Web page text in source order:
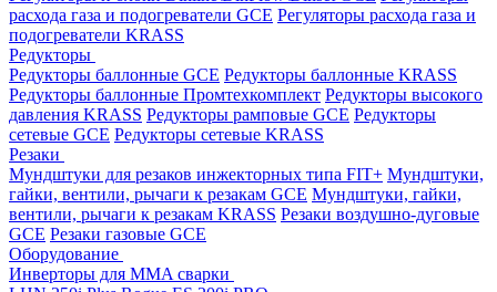
расхода газа и подогреватели GCE Регуляторы расхода газа и
подогреватели KRASS
Редукторы
Редукторы баллонные GCE Редукторы баллонные KRASS
Редукторы баллонные Промтехкомплект Редукторы высокого
давления KRASS Редукторы рамповые GCE Редукторы
сетевые GCE Редукторы сетевые KRASS
Резаки
Мундштуки для резаков инжекторных типа FIT+ Мундштуки,
гайки, вентили, рычаги к резакам GCE Мундштуки, гайки,
вентили, рычаги к резакам KRASS Резаки воздушно-дуговые
GCE Резаки газовые GCE
Оборудование
Инверторы для MMA сварки